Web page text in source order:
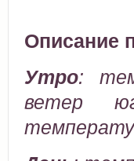
Описание
Утро:
ветер